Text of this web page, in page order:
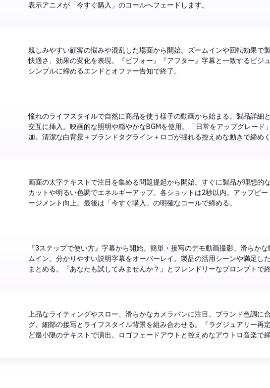
表示アニメが「今すぐ購入」のコールへフェードします。
親しみやすい顧客の悩みや混乱した場面から開始。ズームインや回転効果で
快適さ、効果の変化を表現。『ビフォー』『アフター』字幕と一致するビジ
シンプルに締めるエンドとオファー告知で終了。
憧れのライフスタイルで自然に商品を使う様子の動画から始まる。製品詳細
交互に挿入。映画的な照明や穏やかなBGMを使用。「日常をアップグレード
加。清潔な白背景＋ブランドタグライン＋ロゴが揺れる控えめな動きで締めく
画面の太字テキストで注目を集める問題提起から開始。すぐに製品が理想的
カットや明るい色調でエネルギーアップ。各ショットは2秒以内。アップビ
ージメント向上。最後は「今すぐ購入」の明確なコールで締める。
『3ステップで使い方』字幕から開始。簡単・接写のデモ動画撮影。滑らか
ムイン。分かりやすい説明字幕をオーバーレイ。製品の活用シーンや満足し
まとめる。『あなたも試してみませんか？』とフレンドリーなプロンプトで終
上品なライティングやスロー、滑らかなカメラパンに注目。ブランド色調に
グ。細部の接写とライフスタイル背景を組み合わせる。『ラグジュアリー再
ど最小限のテキストで演出。ロゴフェードアウトと控えめなアウトロ音楽で締